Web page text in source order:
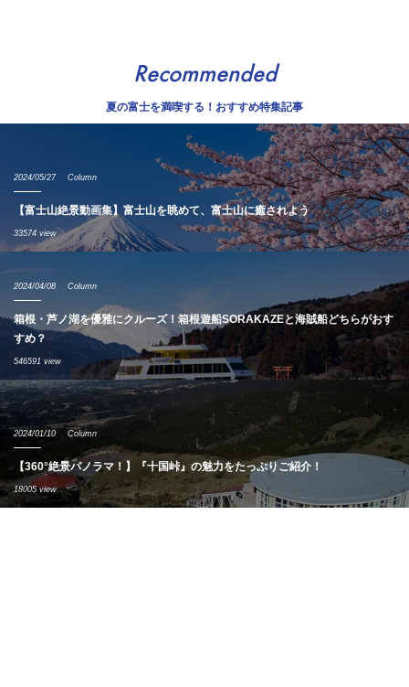
Recommended
夏の富士を満喫する！おすすめ特集記事
2024/05/27 Column
【富士山絶景動画集】富士山を眺めて、富士山に癒されよう
33574 view
2024/04/08 Column
箱根・芦ノ湖を優雅にクルーズ！箱根遊船SORAKAZEと海賊船どちらがおす
すめ？
546591 view
2024/01/10 Column
【360°絶景パノラマ！】『十国峠』の魅力をたっぷりご紹介！
18005 view